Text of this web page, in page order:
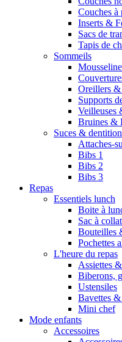
Couches à
Inserts &
Sacs de
Tapis de
Sommeils
Oreillers &
Supports
Veilleuses
Bruines &
Suces &
Attaches-
Bibs 1
Bibs 2
Bibs 3
Repas
Essentiels lunch
Boite à
Sac à
Bouteilles
Pochettes
L'heure du repas
Assiettes
Biberons,
Ustensiles
Bavettes
Mini chef
Mode enfants
Accessoires